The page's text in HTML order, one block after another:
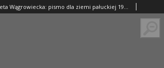
Gazeta Wągrowiecka: pismo dla ziemi pałuckiej 1926.06.06 R.6 Nr67